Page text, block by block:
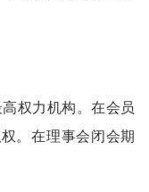
权力机构。在会员
。在理事会闭会期